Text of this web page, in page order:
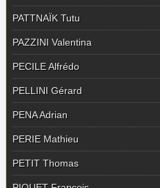
PATTNAÏK Tutu
PAZZINI Valentina
PECILE Alfrédo
PELLINI Gérard
PENA Adrian
PERIE Mathieu
PETIT Thomas